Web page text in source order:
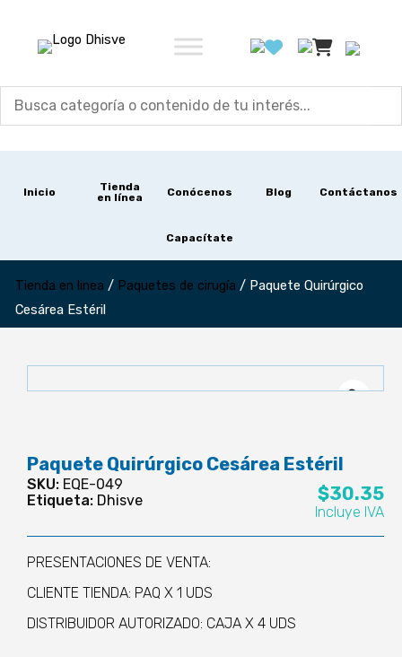
contenido
Inicio
Tienda
en línea
Conócenos Blog Contáctanos
Capacítate
Tienda en linea / Paquetes de cirugía / Paquete Quirúrgico
Cesárea Estéril
Paquete Quirúrgico Cesárea Estéril
$30.35
Incluye IVA
SKU: EQE-049
Etiqueta: Dhisve
PRESENTACIONES DE VENTA:
CLIENTE TIENDA: PAQ X 1 UDS
DISTRIBUIDOR AUTORIZADO: CAJA X 4 UDS